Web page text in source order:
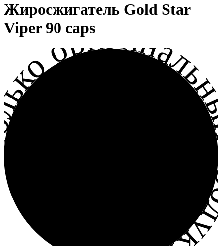
Жиросжигатель Gold Star
Viper 90 сaps